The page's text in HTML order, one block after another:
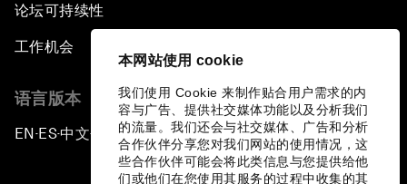
本网站使用 cookie
我们使用 Cookie 来制作贴合用户需求的内
容与广告、提供社交媒体功能以及分析我们
的流量。我们还会与社交媒体、广告和分析
合作伙伴分享您对我们网站的使用情况，这
些合作伙伴可能会将此类信息与您提供给他
们或他们在您使用其服务的过程中收集的其
论坛可持续性
工作机会
语言版本
EN ▪ES▪中文▪ 日本語